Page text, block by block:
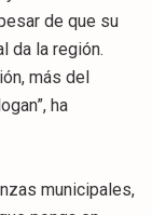
de que su
da la región.
más del
ha
municipales,